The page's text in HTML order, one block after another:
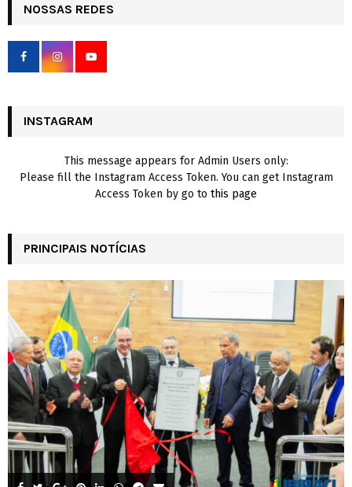
h
f
r
NOSSAS REDES
INSTAGRAM
This message appears for Admin Users only:
Please fill the Instagram Access Token. You can get Instagram
Access Token by go to this page
PRINCIPAIS NOTÍCIAS